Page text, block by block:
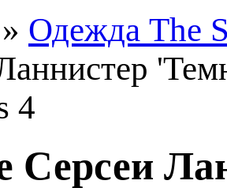
» Одежда The
4
Серсеи